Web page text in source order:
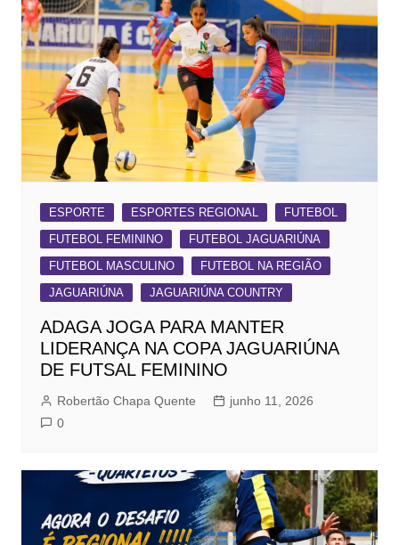
ESPORTE ESPORTES REGIONAL
FUTEBOL
FUTEBOL FEMININO
FUTEBOL JAGUARIÚNA
FUTEBOL MASCULINO
FUTEBOL NA REGIÃO
JAGUARIÚNA
JAGUARIÚNA COUNTRY
ADAGA JOGA PARA MANTER
LIDERANÇA NA COPA JAGUARIÚNA
DE FUTSAL FEMININO
Robertão Chapa Quente
junho 11, 2026
0